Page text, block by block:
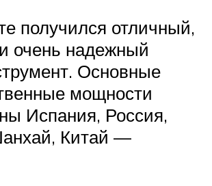
получился отличный,
очень надежный
Основные
мощности
Испания, Россия,
Китай —